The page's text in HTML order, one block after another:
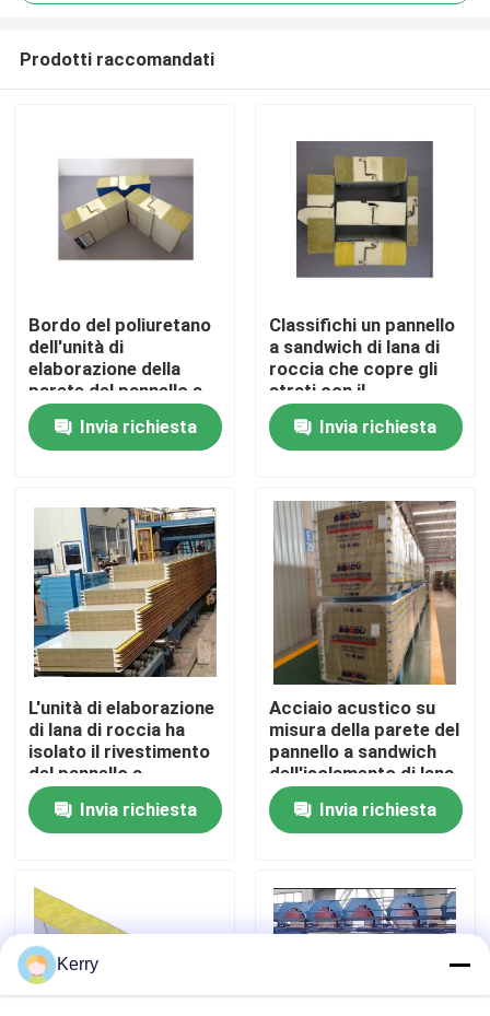
Casa
Prodotti
Circa noi
Giro della fabbrica
Controllo di qualità
Contattici
Richieda una citazione
Magazzino di strutture in acciaio
Prodotti raccomandati
Bordo del poliuretano
dell'unità di
elaborazione della
parete del pannello a
sandwich di lana di
roccia dell'isolamento
Invia richiesta
Classifichi un pannello
a sandwich di lana di
roccia che copre gli
strati con il
sigillamento del
poliuretano a prova di
fuoco
Invia richiesta
L'unità di elaborazione
di lana di roccia ha
isolato il rivestimento
del pannello a
sandwich del pannello
per il tetto e la parete
Invia richiesta
Acciaio acustico su
misura della parete del
pannello a sandwich
dell'isolamento di lana
di roccia
insonorizzato
Invia richiesta
Kerry